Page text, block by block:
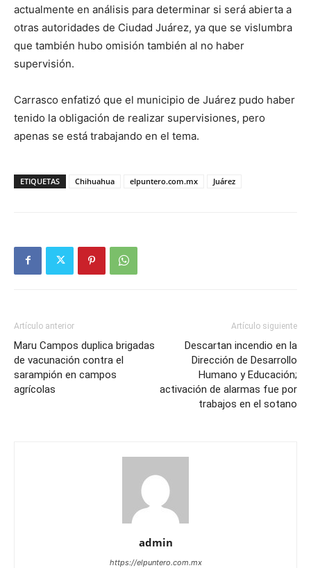
actualmente en análisis para determinar si será abierta a
otras autoridades de Ciudad Juárez, ya que se vislumbra
que también hubo omisión también al no haber
supervisión.
Carrasco enfatizó que el municipio de Juárez pudo haber
tenido la obligación de realizar supervisiones, pero
apenas se está trabajando en el tema.
ETIQUETAS Chihuahua elpuntero.com.mx Juárez
Artículo anterior
Maru Campos duplica brigadas
de vacunación contra el
sarampión en campos
agrícolas
Artículo siguiente
Descartan incendio en la
Dirección de Desarrollo
Humano y Educación;
activación de alarmas fue por
trabajos en el sotano
admin
https://elpuntero.com.mx